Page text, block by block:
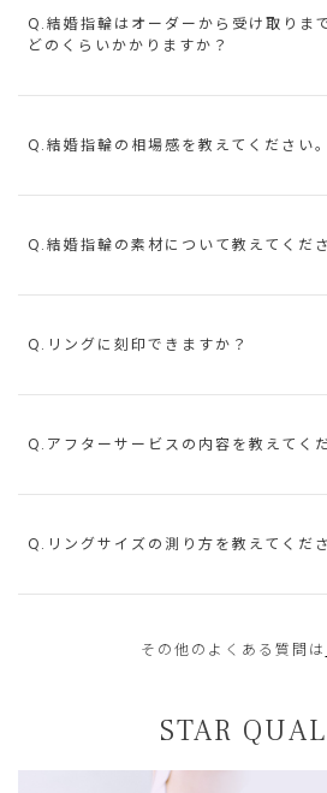
Q.結婚指輪はオーダーから受け取りま
どのくらいかかりますか？
Q.結婚指輪の相場感を教えてください。
Q.結婚指輪の素材について教えてくださ
Q.リングに刻印できますか？
Q.アフターサービスの内容を教えてく
Q.リングサイズの測り方を教えてくださ
その他のよくある質問は
STAR